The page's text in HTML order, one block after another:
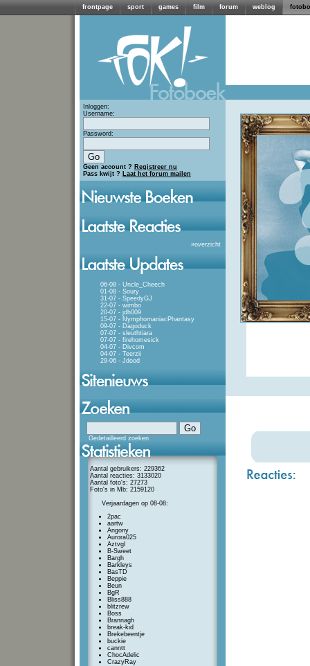
frontpage sport games film forum weblog
Inloggen:
Username:
Password:
Geen account ? Registreer nu
Pass kwijt ? Laat het forum mailen
»overzicht
06-08 - Uncle_Cheech
01-08 - Soury
31-07 - SpeedyGJ
22-07 - wimbo
20-07 - jdh009
15-07 - NymphomaniacPhantasy
09-07 - Dagoduck
07-07 - sleuthtiara
07-07 - firehomesick
04-07 - Divcom
04-07 - Teerzii
29-06 - Jdood
Gedetailleerd zoeken
Aantal gebruikers: 229362
Aantal reacties: 3133020
Aantal foto's: 27273
Foto's in Mb: 2159120
Verjaardagen op 08-08:
2pac
aartw
Angony
Aurora025
Aztvgl
B-Sweet
Bargh
Barkleys
BasTD
Beppie
Beun
BgR
Bliss888
blitzrew
Boss
Brannagh
break-kid
Brekebeentje
buckie
canntt
ChocAdelic
CrazyRay